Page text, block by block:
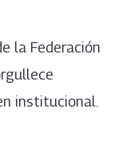
la Federación
institucional.